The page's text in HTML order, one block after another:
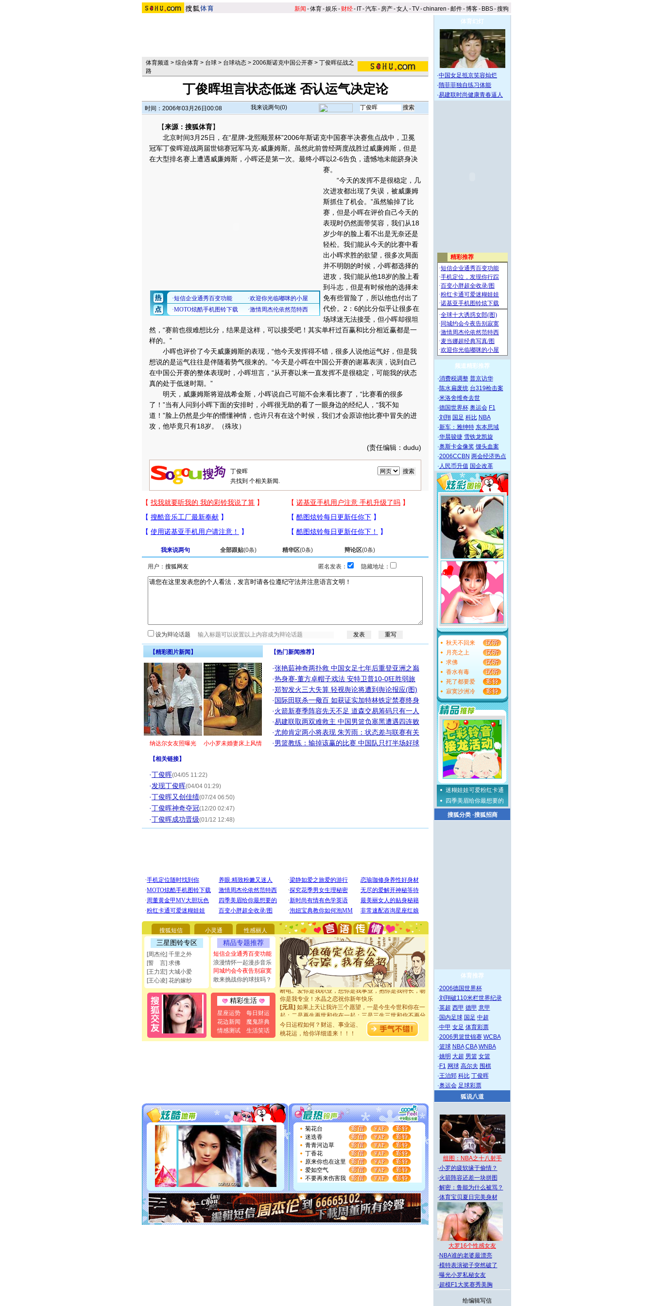
新闻 -体育-娱乐- 财经- IT-汽车- 房产-女人 -TV-chinaren -邮件-博客- BBS-搜狗
体育频道 > 综合体育 > 台球 > 台球动态 > 2006斯诺克中国公开赛 > 丁俊晖征战之
路
丁俊晖坦言状态低迷 否认运气决定论
时间：2006年03月26日00:08 我来说两句(0)
【来源：搜狐体育】
北京时间3月25日，在“星牌-龙熙顺景杯”2006年斯诺克中国赛半决赛焦点战中，卫冕
冠军丁俊晖迎战两届世锦赛冠军马克-威廉姆斯。虽然此前曾经两度战胜过威廉姆斯，但是
在大型排名赛上遭遇威廉姆斯，小晖还是第一次。 最终小晖以2-6告负，遗憾地未能跻身决
赛。
“今天的发挥不是很稳定，几
次进攻都出现了失误，被威廉姆
斯抓住了机会。”虽然输掉了比
赛，但是小晖在评价自己今天的
表现时仍然面带笑容，我们从18
岁少年的脸上看不出是无奈还是
轻松。我们能从今天的比赛中看
出小晖求胜的欲望，很多次局面
并不明朗的时候，小晖都选择的
进攻，我们能从他18岁的脸上看
到斗志，但是有时候他的选择未
免有些冒险了，所以他也付出了
代价。2：6的比分似乎让很多在
场球迷无法接受，但小晖却很坦
然，“赛前也很难想比分，结果是这样，可以接受吧！其实单杆过百赢和比分相近赢都是一
样的。”
小晖也评价了今天威廉姆斯的表现，“他今天发挥得不错，很多人说他运气好，但是我
想说的是运气往往是伴随着势气很来的。”今天是小晖在中国公开赛的谢幕表演，说到自己
在中国公开赛的整体表现时，小晖坦言，“从开赛以来一直发挥不是很稳定，可能我的状态
真的处于低迷时期。”
明天，威廉姆斯将迎战希金斯，小晖说自己可能不会来看比赛了，“比赛看的很多
了！”当有人问到小晖下面的安排时，小晖很无助的看了一眼身边的经纪人，“我不知
道！”脸上仍然是少年的懵懂神情，也许只有在这个时候，我们才会原谅他比赛中冒失的进
攻，他毕竟只有18岁。（殊玫）
(责任编辑：dudu)
共找到 个相关新闻.
我来说两句 全部跟贴(0条) 精华区(0条) 辩论区(0条)
用户： 匿名发表： 隐藏地址：
设为辩论话题
【精彩图片新闻】
纳达尔女友照曝光 小小罗未婚妻床上风情
【热门新闻推荐】
·张艳茹神奇两扑救 中国女足七年后重登亚洲之巅
·热身赛-董方卓帽子戏法 安特卫普10-0狂胜弱旅
·郑智发火三大失算 轻视舆论将遭到舆论报应(图)
·国际田联杀一儆百 如获证实加特林铁定禁赛终身
·火箭新赛季阵容先天不足 道森交易筹码只有一人
·易建联取两双难救主 中国男篮负塞黑遭遇四连败
·尤帅肯定两小将表现 朱芳雨：状态差与联赛有关
·男篮教练：输掉该赢的比赛 中国队只打半场好球
【相关链接】
·丁俊晖(04/05 11:22)
·发现丁俊晖(04/04 01:29)
·丁俊晖又创佳绩(07/24 06:50)
·丁俊晖神奇夺冠(12/20 02:47)
·丁俊晖成功晋级(01/12 12:48)
搜狐短信 小灵通 性感丽人
三星图铃专区
[周杰伦] 千里之外
[誓 言] 求佛
[王力宏] 大城小爱
[王心凌] 花的嫁纱
精品专题推荐
短信企业通秀百变功能
浪漫情怀一起漫步音乐
同城约会今夜告别寂寞
敢来挑战你的球技吗？
精彩生活
星座运势
每日财运
花边新闻
魔鬼辞典
情感测试
生活笑话
[圣诞节]圣诞节到了，想想没什么送给你的，又不打算给
你太多，只有给你五千万：千万快乐！千万要健康！千万
要平安！千万要知足！千万不要忘记我！
[圣诞节]不只这样的日子才会想起你,而是这样的日子才
能正大光明地骚扰你,告诉你,圣诞要快乐!新年要快乐!天天
都要快乐噢!
[圣诞节]奉上一颗祝福的心,在这个特别的日子里,愿幸福,
如意,快乐,鲜花,一切美好的祝愿与你同在.圣诞快乐!
[元旦]看到你我会触电；看不到你我要充电；没有你我会
断电。爱你是我职业，想你是我事业，抱你是我特长，吻
你是我专业！水晶之恋祝你新年快乐
[元旦]如果上天让我许三个愿望，一是今生今世和你在一
起；二是再生再世和你在一起；三是三生三世和你不再分
[元旦]当我狠下心扭头离去那一刻，你在我身后无助地哭
泣，这痛楚让我明白我多么爱你。我转身抱住你：这猪不
[圣诞节]圣诞节到了，想想没什么送给你的，又不打算给
你太多，只有给你五千万：千万快乐！千万要健康！千万
要平安！千万要知足！千万不要忘记我！
[圣诞节]不只这样的日子才会想起你,而是这样的日子才
能正大光明地骚扰你,告诉你,圣诞要快乐!新年要快乐!天天
都要快乐噢!
[圣诞节]奉上一颗祝福的心,在这个特别的日子里,愿幸福,
如意,快乐,鲜花,一切美好的祝愿与你同在.圣诞快乐!
[元旦]
看到你我会触电；看不到你我要充电；没有你我会
断电。爱你是我职业，想你是我事业，抱你是我特长，吻
你是我专业！水晶之恋祝你新年快乐
[元旦]如果上天让我许三个愿望，一是今生今世和你在一
起；二是再生再世和你在一起；三是三生三世和你不再分
离。水晶之恋祝你新年快乐
[元旦]当我狠下心扭头离去那一刻，你在我身后无助地哭
泣，这痛楚让我明白我多么爱你。我转身抱住你：这猪不
今日运程如何？财运、事业运、
桃花运，给你详细道来！！！
菊花台
迷迭香
青青河边草
丁香花
原来你也在这里
爱如空气
不要再来伤害我
体育幻灯
·中国女足抵京笑容灿烂
·隋菲菲独自练习体能
·易建联时尚健康青春逼人
频道精彩推荐
·消费税调整 普京访华
·陈水扁废统 台319枪击案
·米洛舍维奇去世
·德国世界杯 奥运会 F1
·刘翔 国足 科比 NBA
·新车：雅绅特 东本思域
·华晨骏捷 雪铁龙凯旋
·奥斯卡金像奖 馒头血案
·2006CCBN 两会经济热点
· 人民币升值 国企改革
秋天不回来
月亮之上
求佛
香水有毒
死了都要爱
寂寞沙洲冷
迷糊娃娃可爱粉红卡通
四季美眉给你最想要的
搜狐分类·搜狐招商
体育推荐
·2006德国世界杯
·刘翔破110米栏世界纪录
·英超 西甲 德甲 意甲
· 国内足球 国足 中超
·中甲 女足 体育彩票
·2006男篮世锦赛 WCBA
·篮球 NBA CBA WNBA
·姚明 大超 男篮 女篮
· F1 网球 高尔夫 围棋
·王治郅 科比 丁俊晖
·奥运会 足球彩票
狐说八道
组图：NBA之十八射手
·小罗的疲软缘于偷情？
·火箭阵容还差一块拼图
·解密：鲁能为什么被骂？
·体育宝贝夏日完美身材
大罗16个性感女友
· NBA谁的老婆最漂亮
·模特表演裙子突然破了
·曝光小罗私秘女友
·超模F1大奖赛秀美胸
给编辑写信